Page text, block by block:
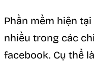
Phần mềm hiện
nhiều trong các
facebook. Cụ thể